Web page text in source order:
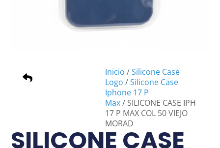
Inicio /Silicone Case
Logo /Silicone Case
Iphone 17 P
Max/ SILICONE CASE IPH
17 P MAX COL 50 VIEJO
MORAD
SILICONE CASE